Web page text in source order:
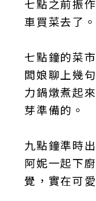
七點之前振
車買菜去了。
七點鐘的菜
闆娘聊上幾
力鍋燉煮起
芽準備的。
九點鐘準時
阿妮一起下
覺，實在可愛